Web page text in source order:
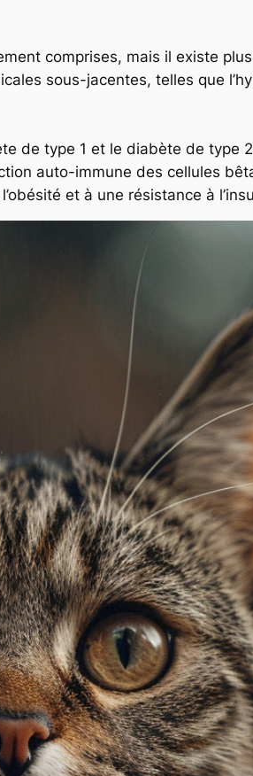
comprises, mais il existe
sous-jacentes, telles que
de type 1 et le diabète de type
auto-immune des cellules
et à une résistance à